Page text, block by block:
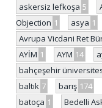
askersiz lefkoşa 5
Objection 1 asya 1
Avrupa Vicdani Ret
AYİM 1 AYM 14
bahçeşehir
baltık 7 barış 174
batoça 1 Bedelli